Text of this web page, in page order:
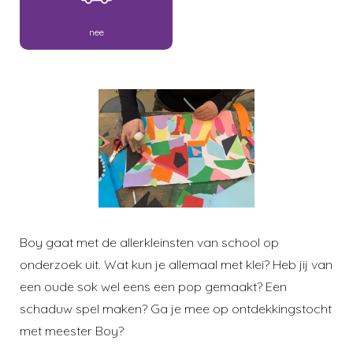
nee
Boy gaat met de allerkleinsten van school op
onderzoek uit. Wat kun je allemaal met klei? Heb jij van
een oude sok wel eens een pop gemaakt? Een
schaduw spel maken? Ga je mee op ontdekkingstocht
met meester Boy?